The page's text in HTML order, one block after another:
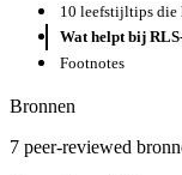
10 leefstijltips die
Wat helpt bij
Footnotes
Bronnen
7 peer-reviewed